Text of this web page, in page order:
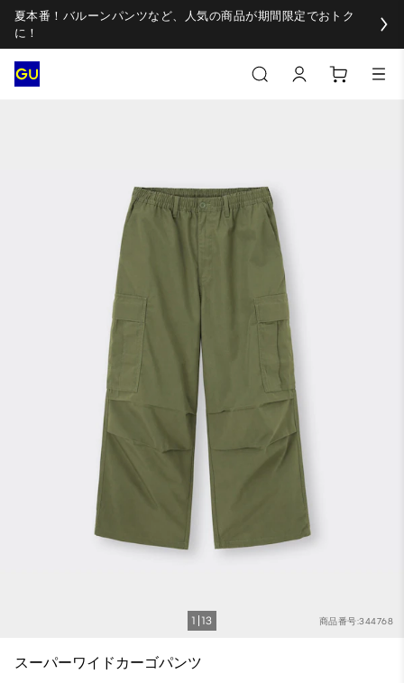
夏本番！バルーンパンツなど、人気の商品が期間限定でおトク
に！
商品番号:344768
1 13
スーパーワイドカーゴパンツ